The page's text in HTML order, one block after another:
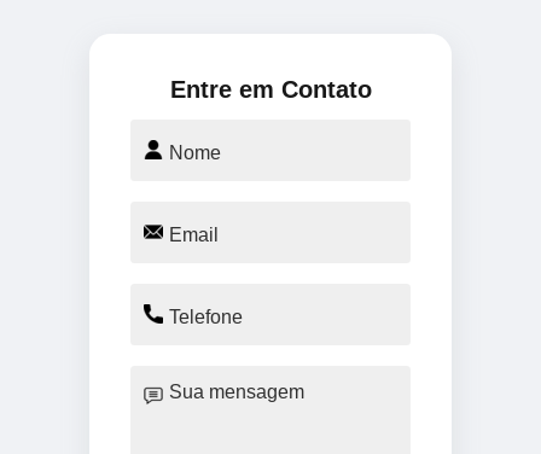
Entre em Contato